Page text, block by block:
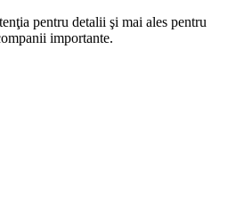
pentru detalii şi mai ales pentru
importante.